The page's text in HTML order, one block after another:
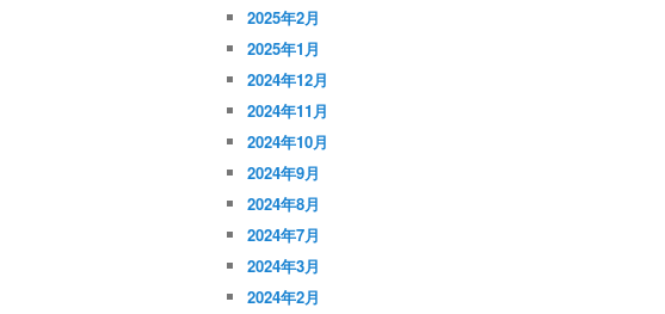
2025年2月
2025年1月
2024年12月
2024年11月
2024年10月
2024年9月
2024年8月
2024年7月
2024年3月
2024年2月